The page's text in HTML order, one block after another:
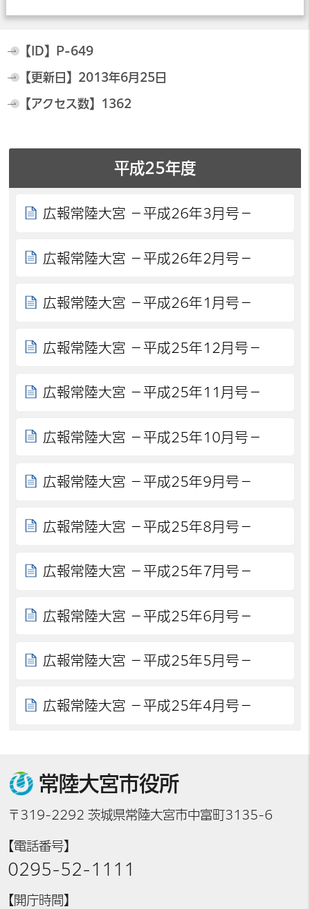
【ID】 P-649
【更新日】 2013年6月25日
【アクセス数】 1362
平成25年度
広報常陸大宮 －平成26年3月号－
広報常陸大宮 －平成26年2月号－
広報常陸大宮 －平成26年1月号－
広報常陸大宮 －平成25年12月号－
広報常陸大宮 －平成25年11月号－
広報常陸大宮 －平成25年10月号－
広報常陸大宮 －平成25年9月号－
広報常陸大宮 －平成25年8月号－
広報常陸大宮 －平成25年7月号－
広報常陸大宮 －平成25年6月号－
広報常陸大宮 －平成25年5月号－
広報常陸大宮 －平成25年4月号－
常陸大宮市役所
〒319-2292 茨城県常陸大宮市中富町3135-6
【電話番号】
0295-52-1111
【開庁時間】